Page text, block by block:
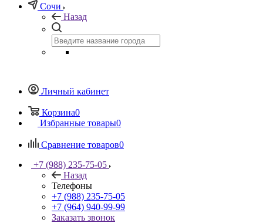
Сочи
Назад
Личный кабинет
Корзина0
Избранные товары0
Сравнение товаров0
+7 (988) 235-75-05
Назад
Телефоны
+7 (988) 235-75-05
+7 (964) 940-99-99
Заказать звонок